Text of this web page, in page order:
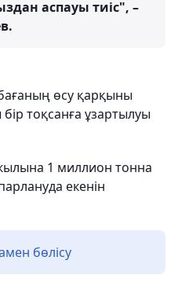
аспауы тиіс", –
өсу қарқыны
тоқсанға ұзартылуы
1 миллион тонна
екенін
бөлісу